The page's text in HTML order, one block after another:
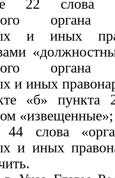
22 слова
и иных
и иных
«б» пункта
«извещенные»;
слова
и иных